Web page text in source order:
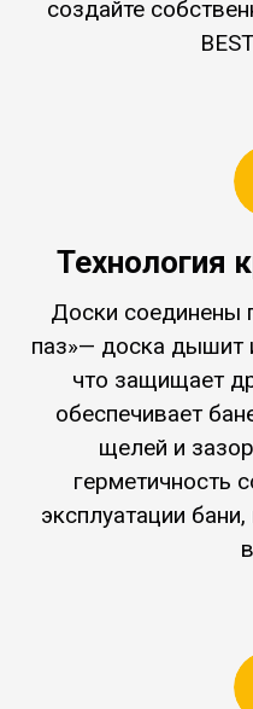
создайте
Технология
Доски соединены
паз»— доска дышит
что защищает
обеспечивает
щелей и
герметичность
эксплуатации